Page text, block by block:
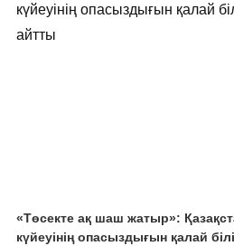
«Төсекте ақ шаш жатыр»:
күйеуінің опасыздығын қалай